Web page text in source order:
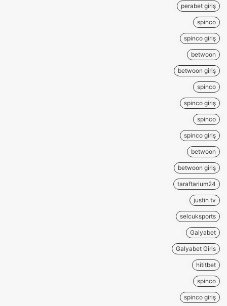
perabet giriş
spinco
spinco giriş
betwoon
betwoon giriş
spinco
spinco giriş
spinco
spinco giriş
betwoon
betwoon giriş
taraftarium24
justin tv
selcuksports
Galyabet
Galyabet Giris
hititbet
spinco
spinco giriş